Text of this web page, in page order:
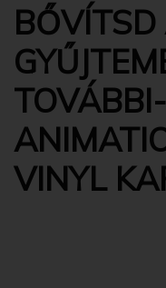
VINYL